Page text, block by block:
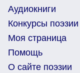
Аудиокниги
Конкурсы поэзии
Моя страница
Помощь
О сайте поэзии